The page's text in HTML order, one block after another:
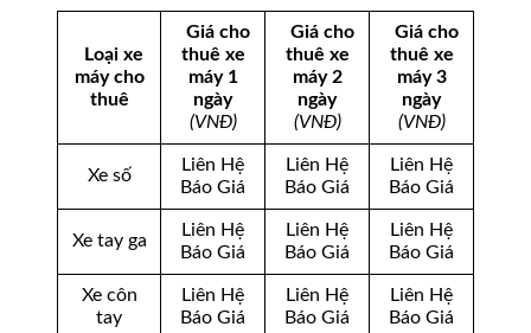
Loại xe
máy cho
thuê
Giá cho
thuê xe
máy 1
ngày
(VNĐ)
Giá cho
thuê xe
máy 2
ngày
(VNĐ)
Giá cho
thuê xe
máy 3
ngày
(VNĐ)
Xe số
Liên Hệ
Báo Giá
Liên Hệ
Báo Giá
Liên Hệ
Báo Giá
Xe tay ga
Liên Hệ
Báo Giá
Liên Hệ
Báo Giá
Liên Hệ
Báo Giá
Xe côn
tay
Liên Hệ
Báo Giá
Liên Hệ
Báo Giá
Liên Hệ
Báo Giá